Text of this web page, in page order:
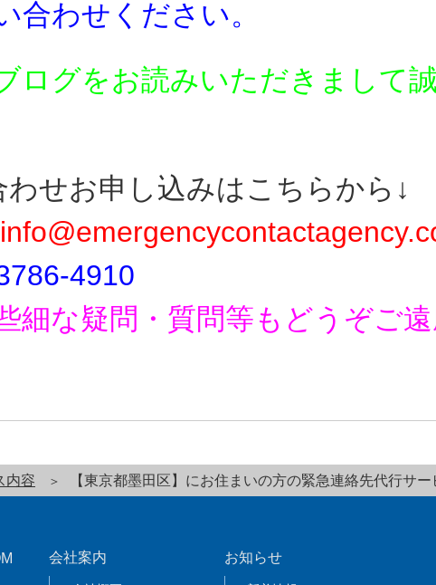
合わせください。
ログをお読みいただきまして
わせお申し込みはこちらから↓
4910
細な疑問・質問等もどうぞご遠
内容 【東京都墨田区】にお住まいの方の緊急連絡先代行サー
会社案内 お知らせ